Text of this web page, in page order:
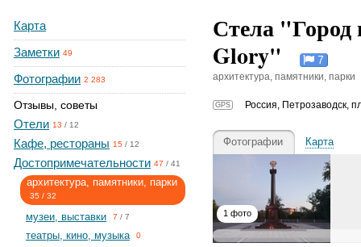
Карта
Заметки 49
Фотографии 2 283
Отзывы, советы
Отели 13 / 12
Кафе, рестораны 15 / 12
Достопримечательности 47 / 41
архитектура, памятники, парки
35 / 32
музеи, выставки 7 / 7
театры, кино, музыка 0
Стела
Glory"
7
архитектура, памятники, парки
GPS Россия, Петрозаводск,
Фотографии Карта
1 фото